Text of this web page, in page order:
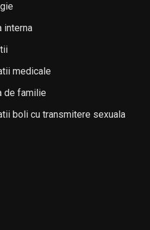
interna
medicale
de familie
boli cu transmitere sexuala